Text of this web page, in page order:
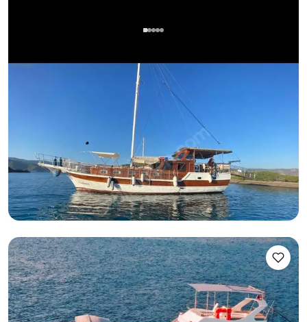
6 Kişilik Konforlu Standart Tekne ile Fethiye'nin Saklı
Koylarında Huzurlu Bir Gün
Seyir 6 Kişi · 3 Kabin · 16.00m
En Düşük
51.610 TL Müsaitlik & Fiyat Gör